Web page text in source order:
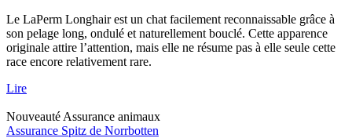
Le LaPerm Longhair est un chat facilement reconnaissable grâce à
son pelage long, ondulé et naturellement bouclé. Cette apparence
originale attire l’attention, mais elle ne résume pas à elle seule cette
race encore relativement rare.
Lire
Nouveauté Assurance animaux
Assurance Spitz de Norrbotten